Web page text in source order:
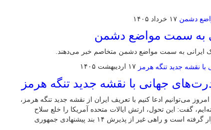
۱۷ خرداد ۱۴۰۵
به سمت مواضع دشمن
ایرانی به سمت مواضع دشمن متخاصم خبر می‌دهند.
۱۷ اردیبهشت ۱۴۰۵
جهانی با نقشه جدید تنگه هرمز
می‌توانیم ادعا کنیم با تعریف ایران از نقشه جدید تنگه هرمز،
گفت: این تحول، ارتش ایالات متحده آمریکا را خلع سلاح
کرده و آمریکا در بن‌بست استراتژیک قرار گرفته است و راهی غیر از پذیرش ۱۴ بند پیشنهادی جمهوری